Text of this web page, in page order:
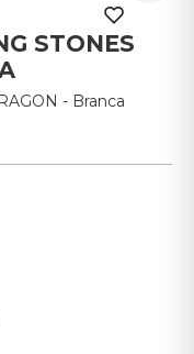
STONES
- Branca